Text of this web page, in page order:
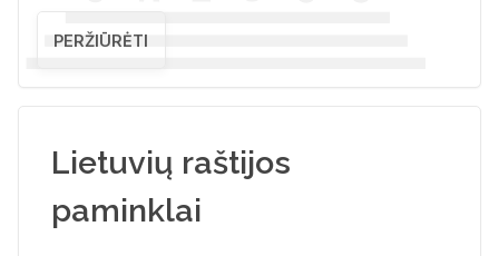
PERŽIŪRĖTI
Lietuvių raštijos
paminklai